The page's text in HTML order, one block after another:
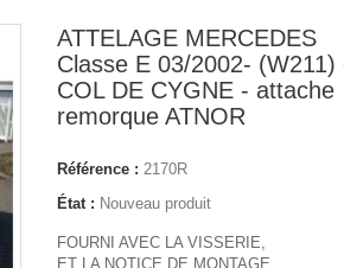
ATTELAGE MERCEDES
Classe E 03/2002- (W211)
COL DE CYGNE - attache
remorque ATNOR
Référence : 2170R
État : Nouveau produit
FOURNI AVEC LA VISSERIE,
ET LA NOTICE DE MONTAGE,